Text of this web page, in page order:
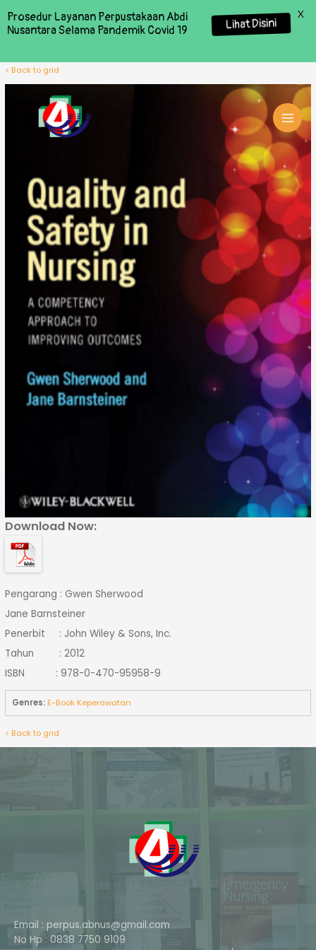
< Back to grid
Download Now:
Pengarang : Gwen Sherwood
Jane Barnsteiner
Penerbit : John Wiley & Sons, Inc.
Tahun : 2012
ISBN : 978-0-470-95958-9
Genres:E-Book Keperawatan
< Back to grid
Email : perpus.abnus@gmail.com
No Hp : 0838 7750 9109
Prosedur Layanan Perpustakaan Abdi
Nusantara Selama Pandemik Covid 19
Lihat Disini
X